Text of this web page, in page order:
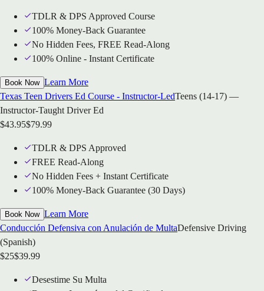
TDLR & DPS Approved Course
100% Money-Back Guarantee
No Hidden Fees, FREE Read-Along
100% Online - Instant Certificate
Book Now Learn More
Texas Teen Drivers Ed Course - Instructor-LedTeens (14-17) —
Instructor-Taught Driver Ed
$43.95$79.99
TDLR & DPS Approved
FREE Read-Along
No Hidden Fees + Instant Certificate
100% Money-Back Guarantee (30 Days)
Book Now Learn More
Conducción Defensiva con Anulación de MultaDefensive Driving
(Spanish)
$25$39.99
Desestime Su Multa